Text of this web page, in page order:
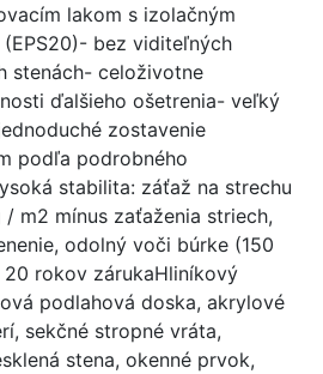
lakom s izolačným
bez viditeľných
stenách- celoživotne
ďalšieho ošetrenia- veľký
zostavenie
podľa podrobného
stabilita: záťaž na strechu
m2 mínus zaťaženia striech,
odolný voči búrke (150
rokov zárukaHliníkový
podlahová doska, akrylové
sekčné stropné vráta,
stena, okenné prvok,